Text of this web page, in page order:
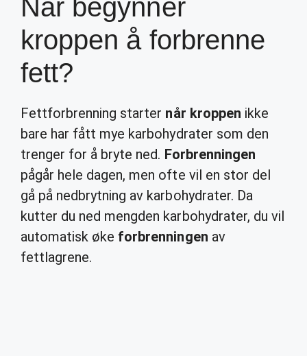
Når begynner
kroppen å forbrenne
fett?
Fettforbrenning starter når kroppen ikke
bare har fått mye karbohydrater som den
trenger for å bryte ned. Forbrenningen
pågår hele dagen, men ofte vil en stor del
gå på nedbrytning av karbohydrater. Da
kutter du ned mengden karbohydrater, du vil
automatisk øke forbrenningen av
fettlagrene.